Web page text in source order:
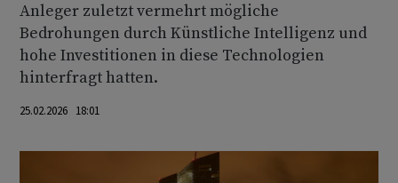
Anleger zuletzt vermehrt mögliche
Bedrohungen durch Künstliche Intelligenz und
hohe Investitionen in diese Technologien
hinterfragt hatten.
25.02.2026 18:01